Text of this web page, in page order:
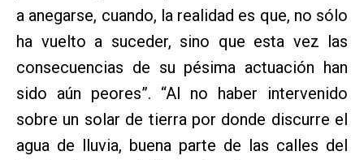
a anegarse, cuando, la realidad es que, no sólo
ha vuelto a suceder, sino que esta vez las
consecuencias de su pésima actuación han
sido aún peores”. “Al no haber intervenido
sobre un solar de tierra por donde discurre el
agua de lluvia, buena parte de las calles del